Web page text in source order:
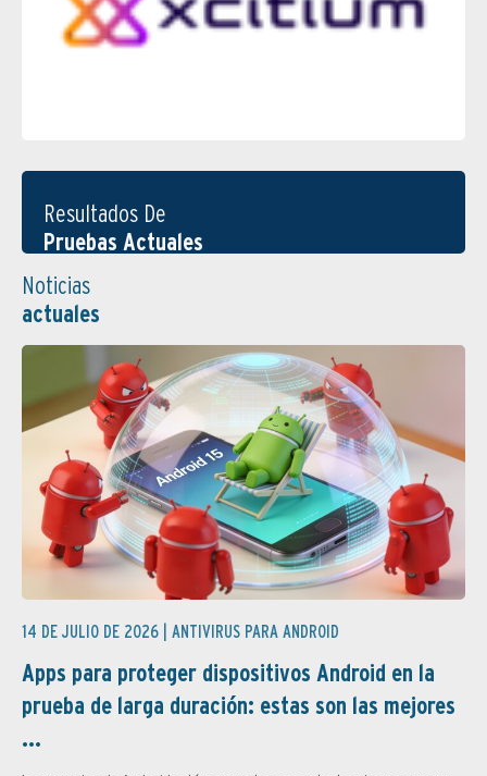
Resultados De
Pruebas Actuales
Noticias
actuales
14 DE JULIO DE 2026 | ANTIVIRUS PARA ANDROID
Apps para proteger dispositivos Android en la
prueba de larga duración: estas son las mejores
...